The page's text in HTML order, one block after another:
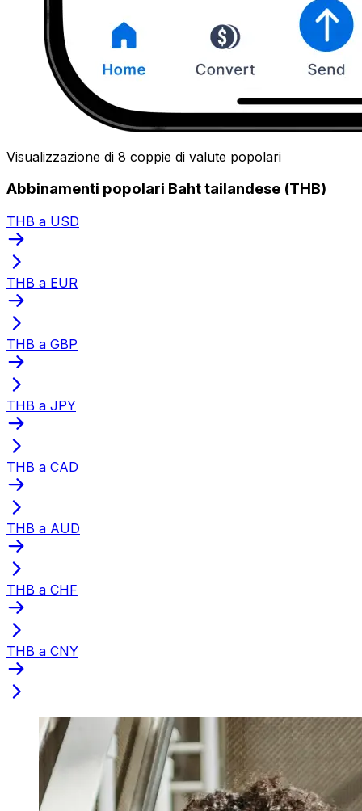
Visualizzazione di 8 coppie di valute popolari
Abbinamenti popolari Baht tailandese (THB)
THB a USD
THB a EUR
THB a GBP
THB a JPY
THB a CAD
THB a AUD
THB a CHF
THB a CNY